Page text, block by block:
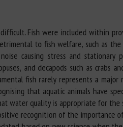
Fish were included within
to fish welfare, such as
causing stress and stationary
and decapods such as crabs
fish rarely represents a major
that aquatic animals have
water quality is appropriate for the
recognition of the importance